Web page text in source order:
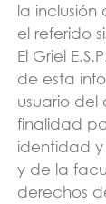
la
el referido
El Griel
de esta
usuario
finalidad
identidad y
y de la
derechos